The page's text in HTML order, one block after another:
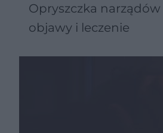
Opryszczka narządów
objawy i leczenie